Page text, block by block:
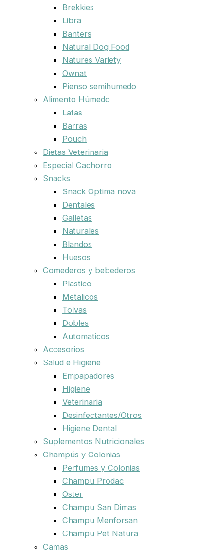
Brekkies
Libra
Banters
Natural Dog Food
Natures Variety
Ownat
Pienso semihumedo
Alimento Húmedo
Latas
Barras
Pouch
Dietas Veterinaria
Especial Cachorro
Snacks
Snack Optima nova
Dentales
Galletas
Naturales
Blandos
Huesos
Comederos y bebederos
Plastico
Metalicos
Tolvas
Dobles
Automaticos
Accesorios
Salud e Higiene
Empapadores
Higiene
Veterinaria
Desinfectantes/Otros
Higiene Dental
Suplementos Nutricionales
Champús y Colonias
Perfumes y Colonias
Champu Prodac
Oster
Champu San Dimas
Champu Menforsan
Champu Pet Natura
Camas